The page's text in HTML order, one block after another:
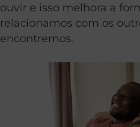
ouvir e isso melhora a
relacionamos com os
encontremos.